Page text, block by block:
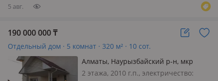
5 авг.
190 000 000₸
Отдельный дом · 5 комнат · 320 м² · 10 сот.
Алматы, Наурызбайский р-н, мкр
Калкаман-3 15 — Кенбаева
2 этажа, 2010 г.п., электричество: